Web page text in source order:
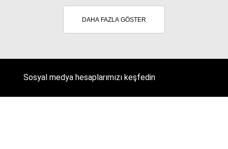
DAHA FAZLA GÖSTER
Sosyal medya hesaplarımızı keşfedin